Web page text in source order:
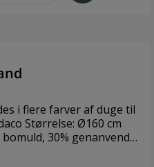
i flere farver af duge til